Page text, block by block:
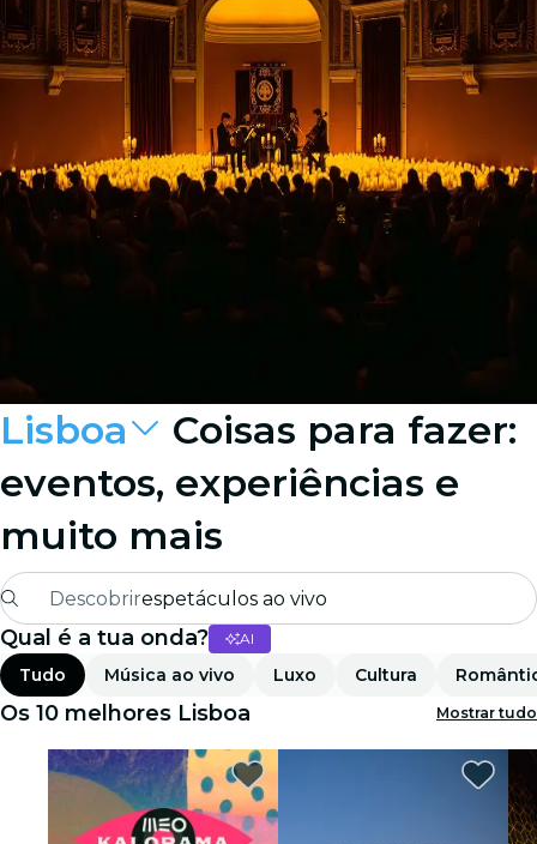
Lisboa
Coisas para fazer:
eventos, experiências e
muito mais
Descobrirespetáculos ao vivo
Madrid
Candlelight
Londres
experiências e cidades
Qual é a tua onda? AI
Tudo Música ao vivo Luxo Cultura
Os 10 melhores Lisboa Mostrar tudo